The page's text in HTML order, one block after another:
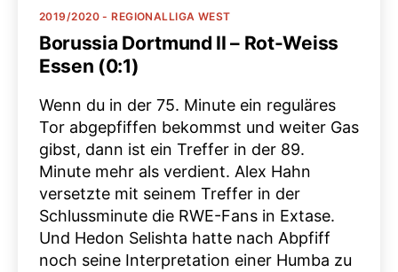
Kategorien
2019/2020 - REGIONALLIGA WEST
Borussia Dortmund II – Rot-Weiss
Essen (0:1)
Wenn du in der 75. Minute ein reguläres
Tor abgepfiffen bekommst und weiter Gas
gibst, dann ist ein Treffer in der 89.
Minute mehr als verdient. Alex Hahn
versetzte mit seinem Treffer in der
Schlussminute die RWE-Fans in Extase.
Und Hedon Selishta hatte nach Abpfiff
noch seine Interpretation einer Humba zu